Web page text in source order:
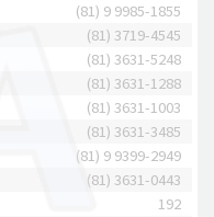
(81) 9 9985-1855
(81) 3719-4545
(81) 3631-5248
(81) 3631-1288
(81) 3631-1003
(81) 3631-3485
(81) 9 9399-2949
(81) 3631-0443
192